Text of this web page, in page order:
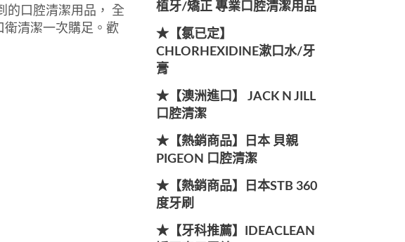
的口腔清潔用品， 全
清潔一次購足。歡
植牙/矯正 專業口腔清潔用品
★【氯已定】
CHLORHEXIDINE漱口水/牙
膏
★【澳洲進口】 JACK N JILL
口腔清潔
★【熱銷商品】日本 貝親
PIGEON 口腔清潔
★【熱銷商品】日本STB 360
度牙刷
★【牙科推薦】IDEACLEAN